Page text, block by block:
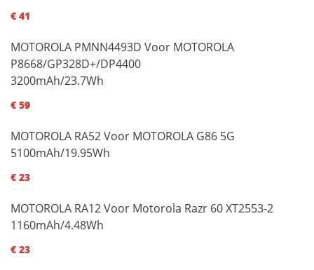
€ 41
MOTOROLA PMNN4493D Voor MOTOROLA
P8668/GP328D+/DP4400
3200mAh/23.7Wh
€ 59
MOTOROLA RA52 Voor MOTOROLA G86 5G
5100mAh/19.95Wh
€ 23
MOTOROLA RA12 Voor Motorola Razr 60 XT2553-2
1160mAh/4.48Wh
€ 23